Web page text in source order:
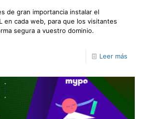
de gran importancia instalar el
en cada web, para que los visitantes
segura a vuestro dominio.
Leer más